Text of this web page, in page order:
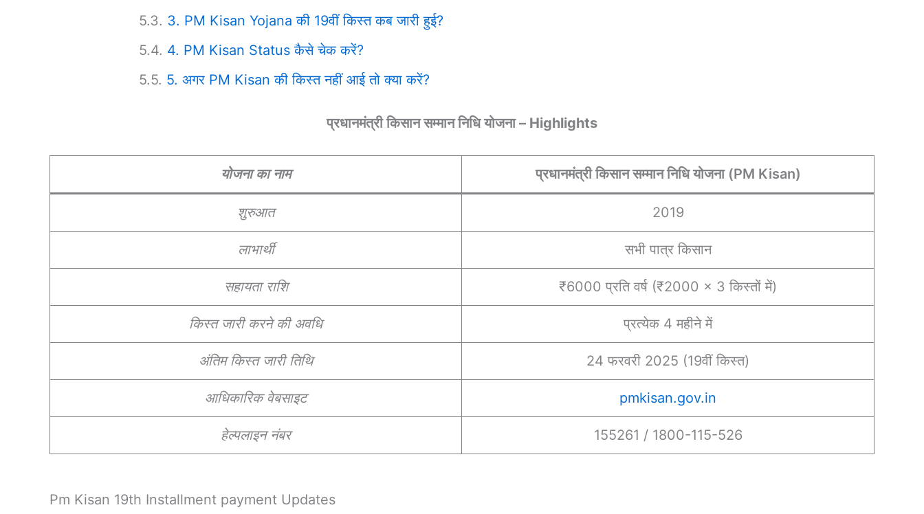
3. PM Kisan Yojana की 19वीं किस्त कब जारी हुई?
4. PM Kisan Status कैसे चेक करें?
5. अगर PM Kisan की किस्त नहीं आई तो क्या करें?
प्रधानमंत्री किसान सम्मान निधि योजना – Highlights
योजना का नाम प्रधानमंत्री किसान सम्मान निधि योजना (PM Kisan)
शुरुआत 2019
लाभार्थी सभी पात्र किसान
सहायता राशि ₹6000 प्रति वर्ष (₹2000 × 3 किस्तों में)
किस्त जारी करने की अवधि प्रत्येक 4 महीने में
अंतिम किस्त जारी तिथि 24 फरवरी 2025 (19वीं किस्त)
आधिकारिक वेबसाइट pmkisan.gov.in
हेल्पलाइन नंबर 155261 / 1800-115-526
Pm Kisan 19th Installment payment Updates